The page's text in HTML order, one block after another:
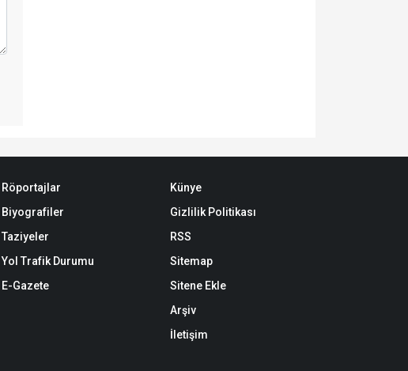
Röportajlar
Biyografiler
Taziyeler
Yol Trafik Durumu
E-Gazete
Künye
Gizlilik Politikası
RSS
Sitemap
Sitene Ekle
Arşiv
İletişim